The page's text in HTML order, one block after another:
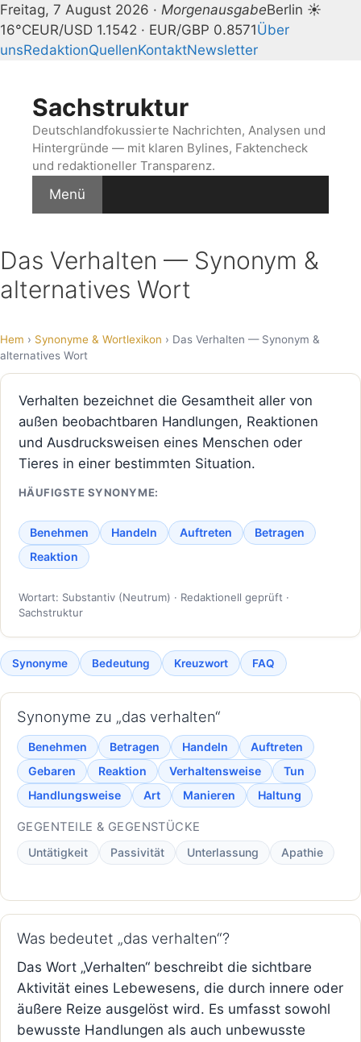
Freitag, 7 August 2026 · MorgenausgabeBerlin ☀
16°CEUR/USD 1.1542 · EUR/GBP 0.8571Über
unsRedaktionQuellenKontaktNewsletter
springenSachstruktur
Deutschlandfokussierte Nachrichten, Analysen und
Hintergründe — mit klaren Bylines, Faktencheck
und redaktioneller Transparenz.
Menü
Das Verhalten — Synonym &
alternatives Wort
Hem › Synonyme & Wortlexikon › Das Verhalten — Synonym &
alternatives Wort
Verhalten bezeichnet die Gesamtheit aller von
außen beobachtbaren Handlungen, Reaktionen
und Ausdrucksweisen eines Menschen oder
Tieres in einer bestimmten Situation.
HÄUFIGSTE SYNONYME:
Benehmen Handeln Auftreten
Betragen
Reaktion
Wortart: Substantiv (Neutrum) · Redaktionell geprüft ·
Sachstruktur
Synonyme Bedeutung Kreuzwort FAQ
Synonyme zu „das verhalten“
Benehmen Betragen Handeln
Auftreten
Gebaren
Reaktion Verhaltensweise
Tun
Handlungsweise
Art Manieren Haltung
GEGENTEILE & GEGENSTÜCKE
Untätigkeit Passivität Unterlassung Apathie
Was bedeutet „das verhalten“?
Das Wort „Verhalten“ beschreibt die sichtbare
Aktivität eines Lebewesens, die durch innere oder
äußere Reize ausgelöst wird. Es umfasst sowohl
bewusste Handlungen als auch unbewusste